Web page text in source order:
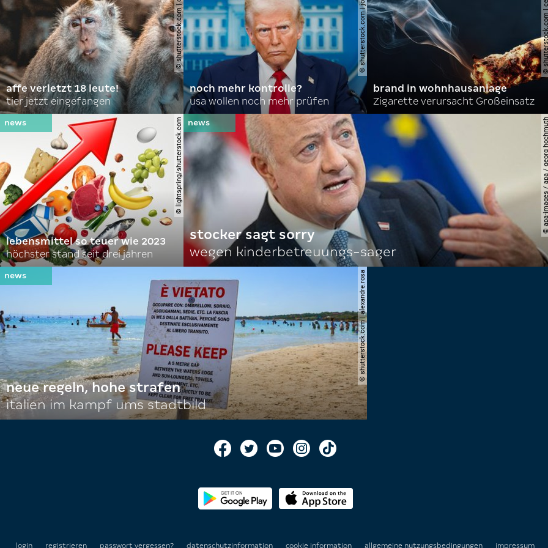
affe verletzt 18 leute!
tier jetzt eingefangen
noch mehr kontrolle?
usa wollen noch mehr prüfen
brand in wohnhausanlage
Zigarette verursacht Großeinsatz
© lightspring/shutterstock.com
lebensmittel so teuer wie 2023
höchster stand seit drei jahren
© apa-images /
stocker sagt sorry
wegen kinderbetreuungs-sager
© shutterstock.com | alexandre.rosa
neue regeln, hohe strafen
italien im kampf ums stadtbild
login registrieren passwort vergessen? datenschutzinformation cookie information allgemeine nutzungsbedingungen impressum